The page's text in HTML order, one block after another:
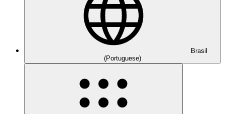
Brasil
(Portuguese)